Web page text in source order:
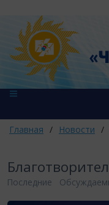
Главная / Новости /
Последние